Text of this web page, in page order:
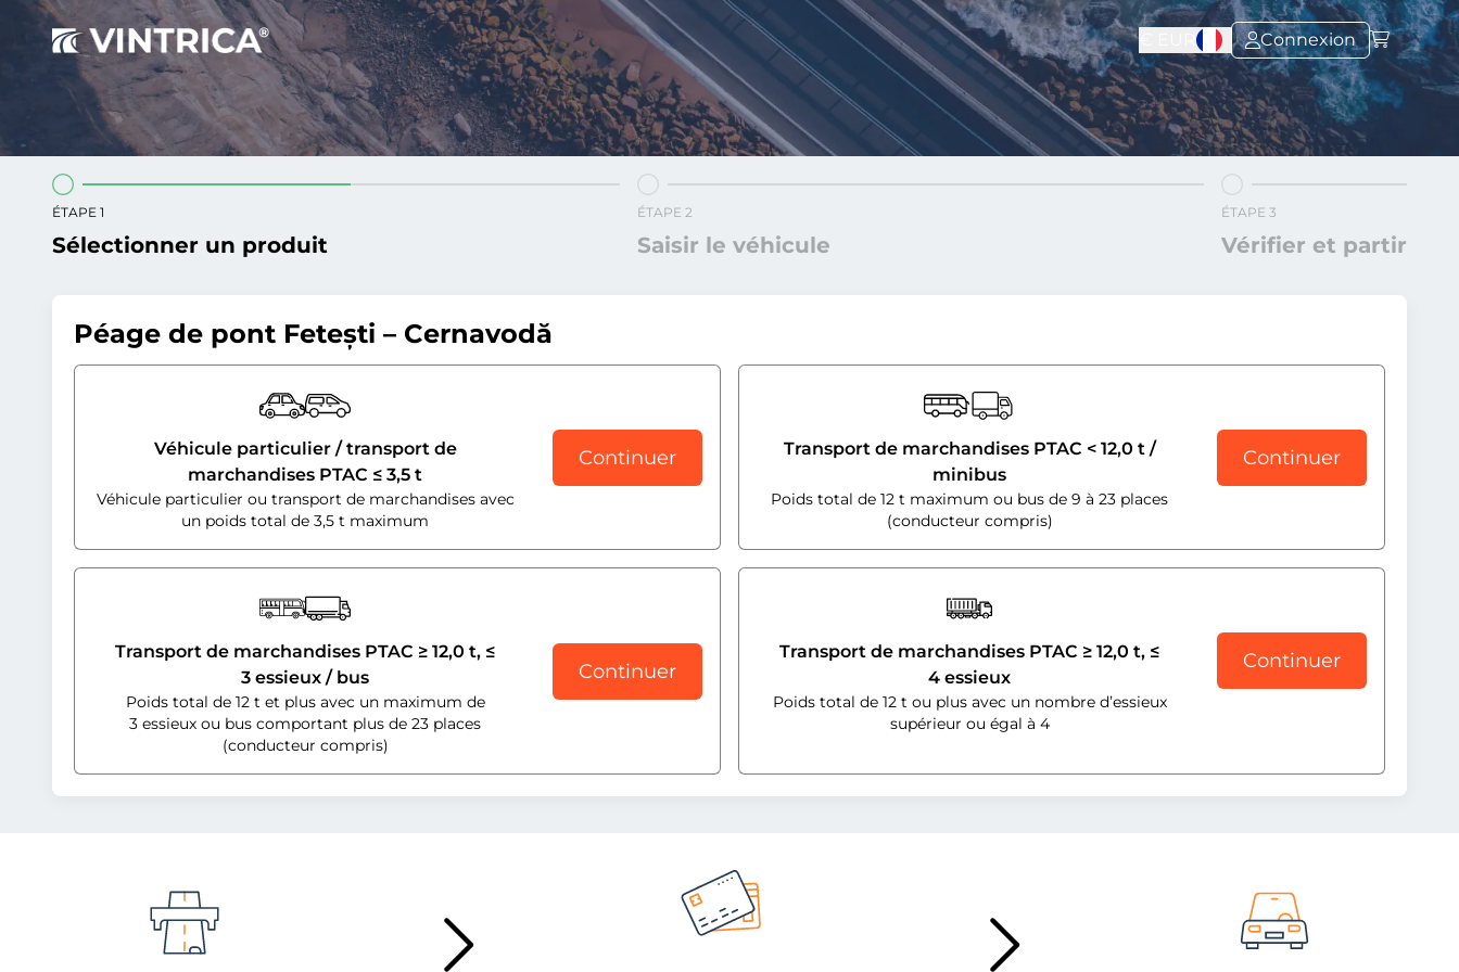
Connexion
ÉTAPE 1
Sélectionner un produit
ÉTAPE 2
Saisir le véhicule
ÉTAPE 3
Vérifier et partir
Péage de pont Fetești – Cernavodă
Véhicule particulier / transport de
marchandises PTAC ≤ 3,5 t
Véhicule particulier ou transport de marchandises avec
un poids total de 3,5 t maximum
Continuer
Transport de marchandises PTAC < 12,0 t /
minibus
Poids total de 12 t maximum ou bus de 9 à 23 places
(conducteur compris)
Continuer
Transport de marchandises PTAC ≥ 12,0 t, ≤
3 essieux / bus
Poids total de 12 t et plus avec un maximum de
3 essieux ou bus comportant plus de 23 places
(conducteur compris)
Continuer
Transport de marchandises PTAC ≥ 12,0 t, ≤
4 essieux
Poids total de 12 t ou plus avec un nombre d’essieux
supérieur ou égal à 4
Continuer